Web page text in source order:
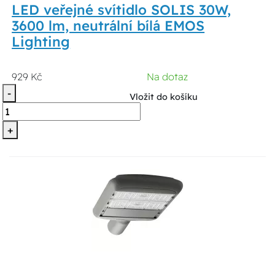
LED veřejné svítidlo SOLIS 30W,
3600 lm, neutrální bílá EMOS
Lighting
929 Kč
Na dotaz
-
+
Vložit do košíku